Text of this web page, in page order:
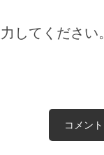
してください。